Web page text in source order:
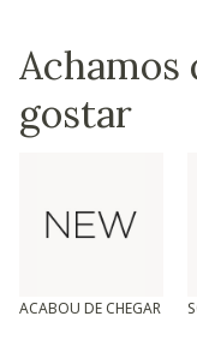
Achamos
gostar
ACABOU DE CHEGAR